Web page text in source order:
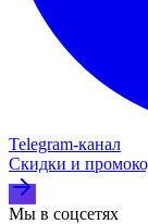
Telegram‑канал
Скидки и
Мы в соцсетях